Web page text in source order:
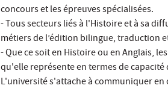
concours et les épreuves spécialisées.
- Tous secteurs liés à l'Histoire et à sa
métiers de l’édition bilingue,
- Que ce soit en Histoire ou en Anglais,
qu'elle représente en termes de
L'université s'attache à communiquer en